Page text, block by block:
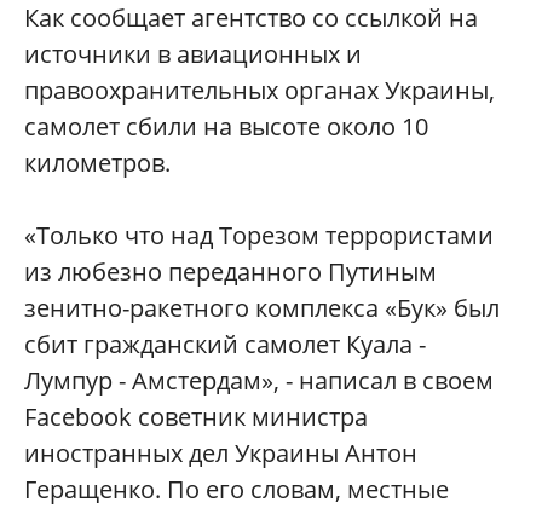
Как сообщает агентство со ссылкой на
источники в авиационных и
правоохранительных органах Украины,
самолет сбили на высоте около 10
километров.
«Только что над Торезом террористами
из любезно переданного Путиным
зенитно-ракетного комплекса «Бук» был
сбит гражданский самолет Куала -
Лумпур - Амстердам», - написал в своем
Facebook советник министра
иностранных дел Украины Антон
Геращенко. По его словам, местные